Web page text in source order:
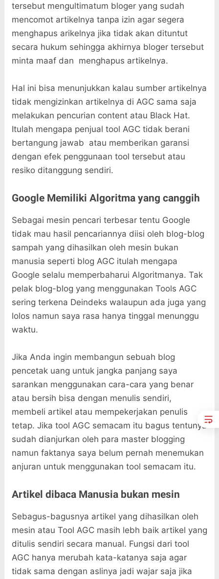
tersebut mengultimatum bloger yang sudah
mencomot artikelnya tanpa izin agar segera
menghapus arikelnya jika tidak akan dituntut
secara hukum sehingga akhirnya bloger tersebut
minta maaf dan menghapus artikelnya.
Hal ini bisa menunjukkan kalau sumber artikelnya
tidak mengizinkan artikelnya di AGC sama saja
melakukan pencurian content atau Black Hat.
Itulah mengapa penjual tool AGC tidak berani
bertangung jawab atau memberikan garansi
dengan efek penggunaan tool tersebut atau
resiko ditanggung sendiri.
Google Memiliki Algoritma yang canggih
Sebagai mesin pencari terbesar tentu Google
tidak mau hasil pencariannya diisi oleh blog-blog
sampah yang dihasilkan oleh mesin bukan
manusia seperti blog AGC itulah mengapa
Google selalu memperbaharui Algoritmanya. Tak
pelak blog-blog yang menggunakan Tools AGC
sering terkena Deindeks walaupun ada juga yang
lolos namun saya rasa hanya tinggal menunggu
waktu.
Jika Anda ingin membangun sebuah blog
pencetak uang untuk jangka panjang saya
sarankan menggunakan cara-cara yang benar
atau bersih bisa dengan menulis sendiri,
membeli artikel atau mempekerjakan penulis
tetap. Jika tool AGC semacam itu bagus tentunya
sudah dianjurkan oleh para master blogging
namun faktanya saya belum pernah menemukan
anjuran untuk menggunakan tool semacam itu.
Artikel dibaca Manusia bukan mesin
Sebagus-bagusnya artikel yang dihasilkan oleh
mesin atau Tool AGC masih lebh baik artikel yang
ditulis sendiri secara manual. Fungsi dari tool
AGC hanya merubah kata-katanya saja agar
tidak sama dengan aslinya jadi wajar saja jika